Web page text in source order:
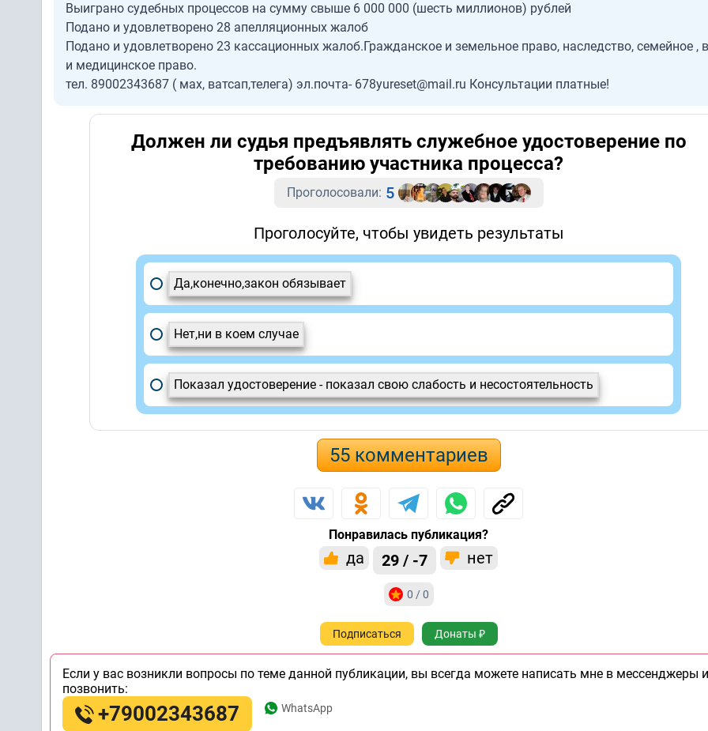
Выиграно судебных процессов на сумму свыше 6 000 000 (шесть миллионов) рублей
Подано и удовлетворено 28 апелляционных жалоб
Подано и удовлетворено 23 кассационных жалоб.Гражданское и земельное право, наследство, семейное ,
и медицинское право.
тел. 89002343687 ( мах, ватсап,телега) эл.почта- 678yureset@mail.ru Консультации платные!
Должен ли судья предъявлять служебное удостоверение по
требованию участника процесса?
Проголосовали: 5
Проголосуйте, чтобы увидеть результаты
Да,конечно,закон обязывает
Нет,ни в коем случае
Показал удостоверение - показал свою слабость и несостоятельность
55 комментариев
Понравилась публикация?
да 29 / -7 нет
0 / 0
Подписаться Донаты ₽
Если у вас возникли вопросы по теме данной публикации, вы всегда можете написать мне в мессенджеры
позвонить:
+79002343687 WhatsApp